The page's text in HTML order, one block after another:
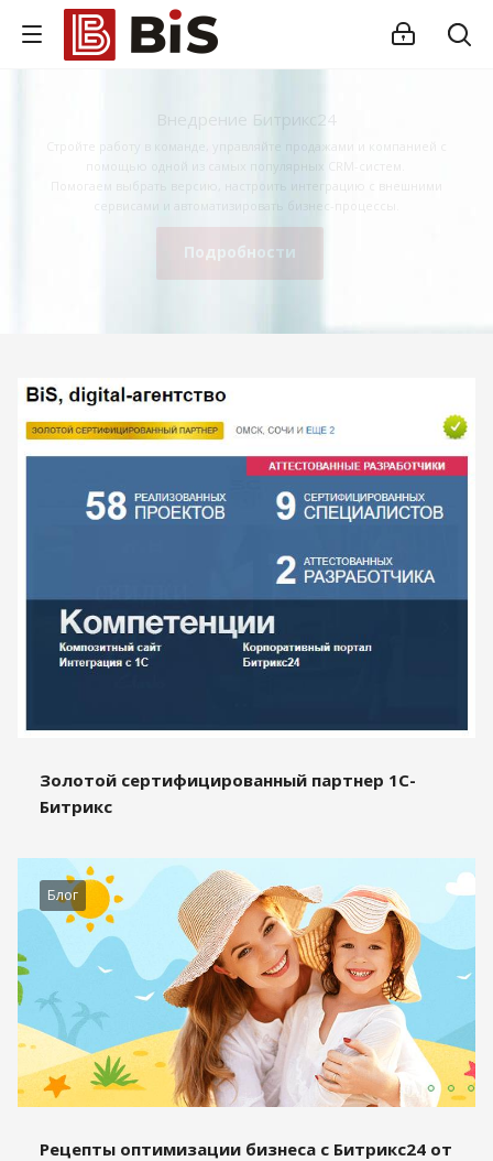
Внедрение Битрикс24
Помогаем выбрать версию, настроить интеграцию с внешними
Подробности
Золотой сертифицированный партнер 1С-
Битрикс
Блог
Рецепты оптимизации бизнеса с Битрикс24 от